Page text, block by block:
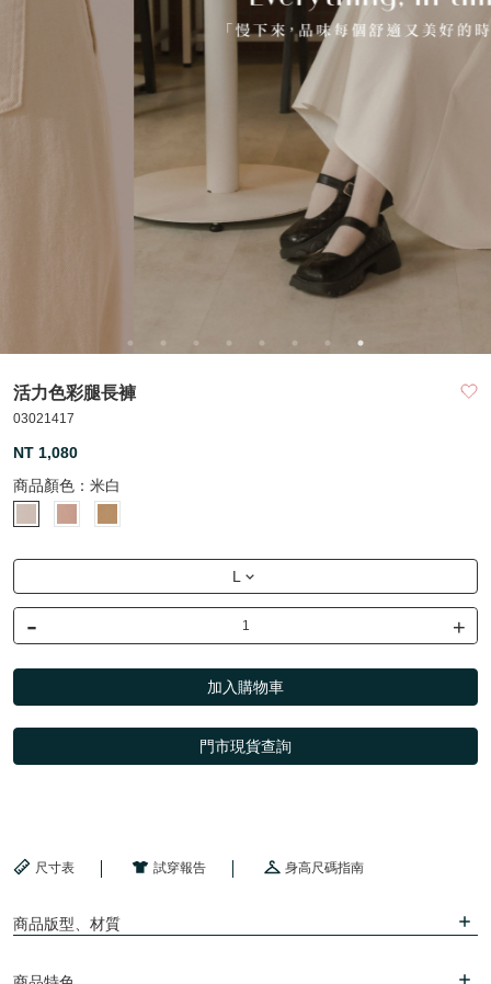
活力色彩腿長褲
03021417
NT 1,080
商品顏色： 米白
L
- +
加入購物車
門市現貨查詢
尺寸表 試穿報告 身高尺碼指南
商品版型、材質